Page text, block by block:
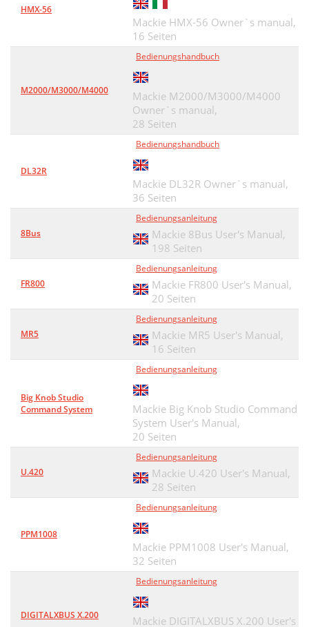
HMX-56
Mackie HMX-56 Owner`s manual,
16 Seiten
M2000/M3000/M4000
Bedienungshandbuch
Mackie M2000/M3000/M4000
Owner`s manual,
28 Seiten
DL32R
Bedienungshandbuch
Mackie DL32R Owner`s manual,
36 Seiten
8Bus
Bedienungsanleitung
Mackie 8Bus User's Manual,
198 Seiten
FR800
Bedienungsanleitung
Mackie FR800 User's Manual,
20 Seiten
MR5
Bedienungsanleitung
Mackie MR5 User's Manual,
16 Seiten
Big Knob Studio
Command System
Bedienungsanleitung
Mackie Big Knob Studio Command
System User's Manual,
20 Seiten
U.420
Bedienungsanleitung
Mackie U.420 User's Manual,
28 Seiten
PPM1008
Bedienungsanleitung
Mackie PPM1008 User's Manual,
32 Seiten
DIGITALXBUS X.200
Bedienungsanleitung
Mackie DIGITALXBUS X.200 User's